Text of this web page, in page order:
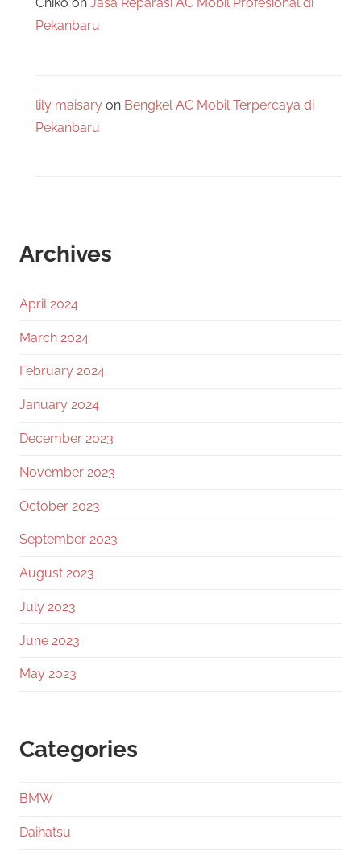
Pekanbaru
lily maisary on Bengkel AC Mobil Terpercaya di
Pekanbaru
Archives
April 2024
March 2024
February 2024
January 2024
December 2023
November 2023
October 2023
September 2023
August 2023
July 2023
June 2023
May 2023
Categories
BMW
Daihatsu